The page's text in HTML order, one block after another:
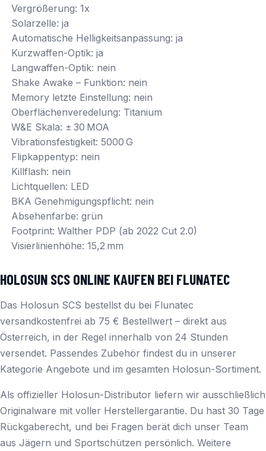
Vergrößerung: 1x
Solarzelle: ja
Automatische Helligkeitsanpassung: ja
Kurzwaffen-Optik: ja
Langwaffen-Optik: nein
Shake Awake – Funktion: nein
Memory letzte Einstellung: nein
Oberflächenveredelung: Titanium
W&E Skala: ± 30 MOA
Vibrationsfestigkeit: 5000 G
Flipkappentyp: nein
Killflash: nein
Lichtquellen: LED
BKA Genehmigungspflicht: nein
Absehenfarbe: grün
Footprint: Walther PDP (ab 2022 Cut 2.0)
Visierlinienhöhe: 15,2 mm
HOLOSUN SCS ONLINE KAUFEN BEI FLUNATEC
Das Holosun SCS bestellst du bei Flunatec
versandkostenfrei ab 75 € Bestellwert – direkt aus
Österreich, in der Regel innerhalb von 24 Stunden
versendet. Passendes Zubehör findest du in unserer
Kategorie Angebote und im gesamten Holosun-Sortiment.
Als offizieller Holosun-Distributor liefern wir ausschließlich
Originalware mit voller Herstellergarantie. Du hast 30 Tage
Rückgaberecht, und bei Fragen berät dich unser Team
aus Jägern und Sportschützen persönlich. Weitere